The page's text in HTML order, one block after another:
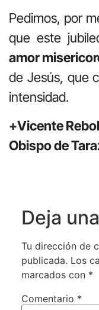
Pedimos, por
que este
amor
de Jesús, que
intensidad.
+Vicente
Obispo de
Deja
Tu dirección de
publicada. Los
marcados con *
Comentario *